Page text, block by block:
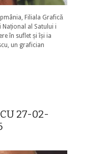
Filiala Grafică
Național al Satului i
în suflet și își ia
un grafician
27-02-